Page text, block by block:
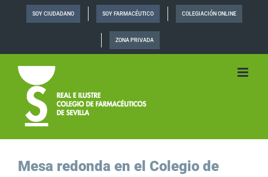
SOY CIUDADANO SOY FARMACÉUTICO COLEGIACIÓN ONLINE
ZONA PRIVADA
Mesa redonda en el Colegio de